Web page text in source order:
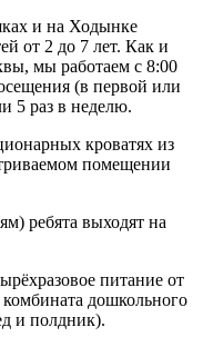
и на Ходынке
от 2 до 7 лет. Как и
мы работаем с 8:00
(в первой или
5 раз в неделю.
кроватях из
помещении
ребята выходят на
питание от
дошкольного
и полдник).